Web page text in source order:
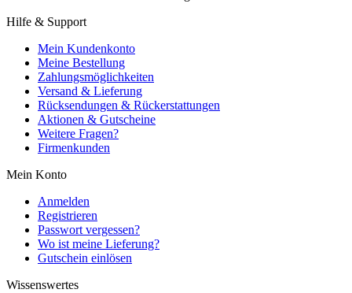
Hilfe & Support
Mein Kundenkonto
Meine Bestellung
Zahlungsmöglichkeiten
Versand & Lieferung
Rücksendungen & Rückerstattungen
Aktionen & Gutscheine
Weitere Fragen?
Firmenkunden
Mein Konto
Anmelden
Registrieren
Passwort vergessen?
Wo ist meine Lieferung?
Gutschein einlösen
Wissenswertes